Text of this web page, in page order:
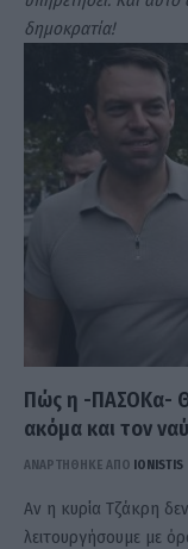
δημοκρατία!
Πώς η -ΠΑΣΟΚα-
ακόμα και τον
ΑΝΑΡΤΗΘΗΚΕ ΑΠΟ IONISTIS
Αν η κυρία Τζάκρη
λειτουργήσουμε με